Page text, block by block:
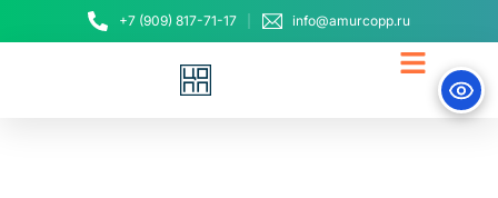
+7 (909) 817-71-17 info@amurcopp.ru